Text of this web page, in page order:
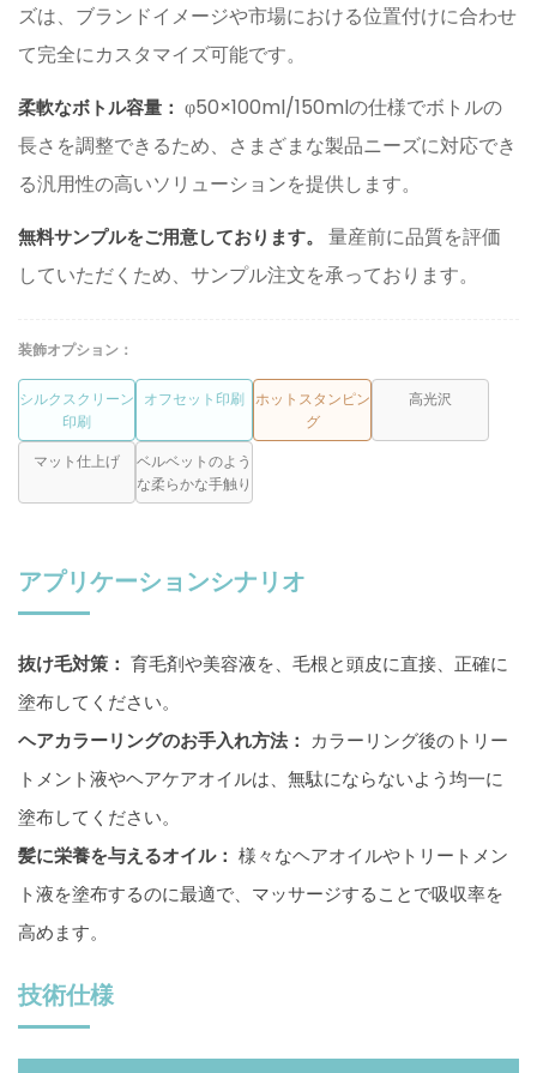
ズは、ブランドイメージや市場における位置付けに合わせ
て完全にカスタマイズ可能です。
柔軟なボトル容量： φ50×100ml/150mlの仕様でボトルの
長さを調整できるため、さまざまな製品ニーズに対応でき
る汎用性の高いソリューションを提供します。
無料サンプルをご用意しております。 量産前に品質を評価
していただくため、サンプル注文を承っております。
装飾オプション：
シルクスクリーン
印刷
オフセット印刷 ホットスタンピン
グ
高光沢
マット仕上げ
ベルベットのよう
な柔らかな手触り
アプリケーションシナリオ
抜け毛対策： 育毛剤や美容液を、毛根と頭皮に直接、正確に
塗布してください。
ヘアカラーリングのお手入れ方法： カラーリング後のトリー
トメント液やヘアケアオイルは、無駄にならないよう均一に
塗布してください。
髪に栄養を与えるオイル： 様々なヘアオイルやトリートメン
ト液を塗布するのに最適で、マッサージすることで吸収率を
高めます。
技術仕様